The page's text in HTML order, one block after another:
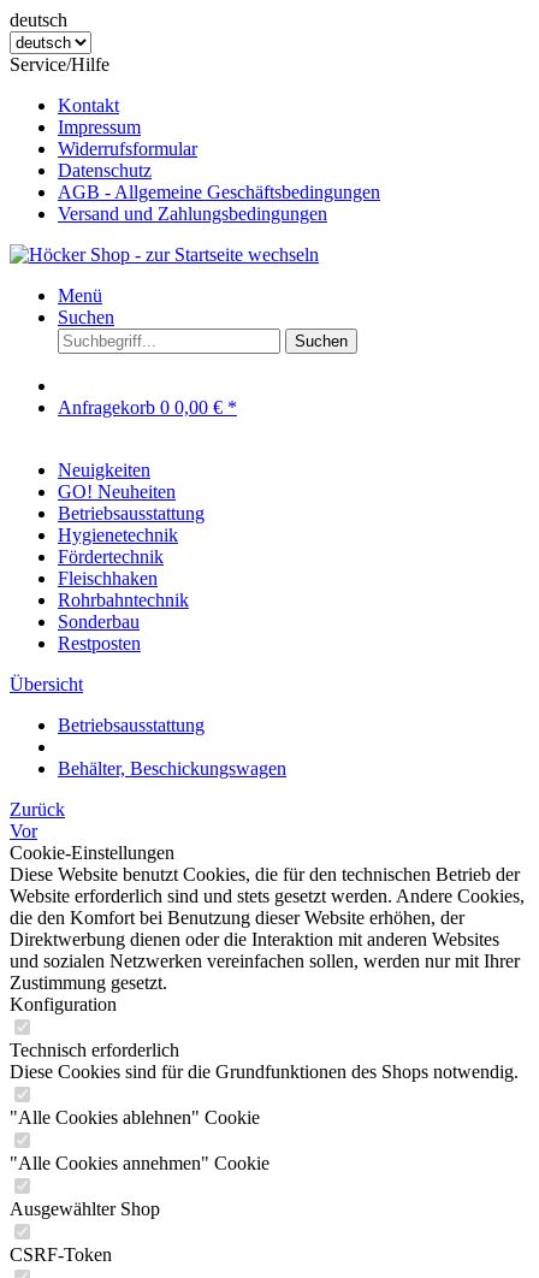
deutsch
Service/Hilfe
Kontakt
Impressum
Widerrufsformular
Datenschutz
AGB - Allgemeine Geschäftsbedingungen
Versand und Zahlungsbedingungen
Menü
Suchen
Suchen
Anfragekorb 0 0,00 € *
Neuigkeiten
GO! Neuheiten
Betriebsausstattung
Hygienetechnik
Fördertechnik
Fleischhaken
Rohrbahntechnik
Sonderbau
Restposten
Übersicht
Betriebsausstattung
Behälter, Beschickungswagen
Zurück
Vor
Cookie-Einstellungen
Diese Website benutzt Cookies, die für den technischen Betrieb der
Website erforderlich sind und stets gesetzt werden. Andere Cookies,
die den Komfort bei Benutzung dieser Website erhöhen, der
Direktwerbung dienen oder die Interaktion mit anderen Websites
und sozialen Netzwerken vereinfachen sollen, werden nur mit Ihrer
Zustimmung gesetzt.
Konfiguration
Technisch erforderlich
Diese Cookies sind für die Grundfunktionen des Shops notwendig.
"Alle Cookies ablehnen" Cookie
"Alle Cookies annehmen" Cookie
Ausgewählter Shop
CSRF-Token